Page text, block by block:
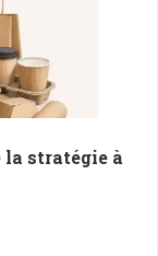
la stratégie à